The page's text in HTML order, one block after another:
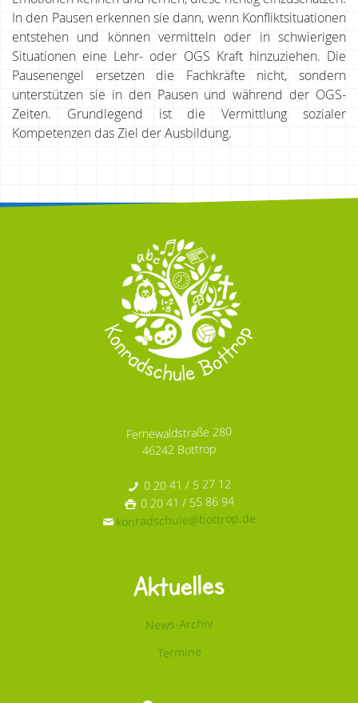
In den Pausen erkennen sie dann, wenn Konfliktsituationen
entstehen und können vermitteln oder in schwierigen
Situationen eine Lehr- oder OGS Kraft hinzuziehen. Die
Pausenengel ersetzen die Fachkräfte nicht, sondern
unterstützen sie in den Pausen und während der OGS-
Zeiten. Grundlegend ist die Vermittlung sozialer
Kompetenzen das Ziel der Ausbildung.
Fernewaldstraße 280
46242 Bottrop
0 20 41 / 5 27 12
0 20 41 / 55 86 94
konradschule@bottrop.de
Aktuelles
News-Archiv
Termine